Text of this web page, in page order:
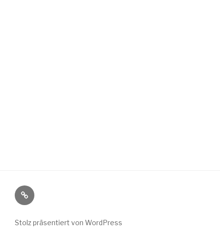
Wild
Wuchs
Instagram
Stolz präsentiert von WordPress